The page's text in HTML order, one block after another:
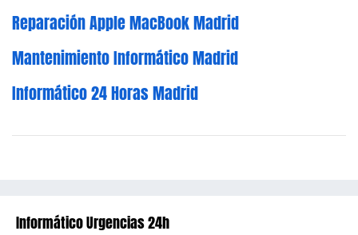
Reparación Apple MacBook Madrid
Mantenimiento Informático Madrid
Informático 24 Horas Madrid
Informático Urgencias 24h